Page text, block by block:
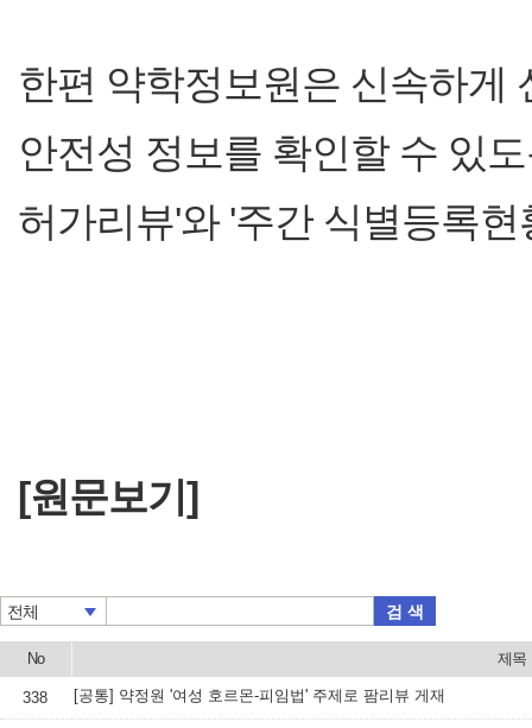
한편 약학정보원은 신속하게
안전성 정보를 확인할 수 있
허가리뷰'와 '주간 식별등록
[원문보기]
전체 검 색
No 제목
338 [공통] 약정원 '여성 호르몬-피임법' 주제로 팜리뷰 게재